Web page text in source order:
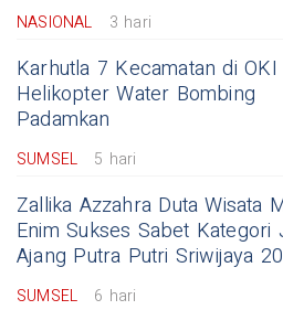
NASIONAL 3 hari
Karhutla 7 Kecamatan di OKI
Helikopter Water Bombing
Padamkan
SUMSEL 5 hari
Zallika Azzahra Duta Wisata
Enim Sukses Sabet Kategori
Ajang Putra Putri Sriwijaya
SUMSEL 6 hari